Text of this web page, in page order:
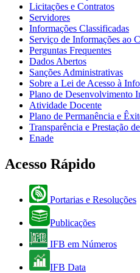
Licitações e Contratos
Servidores
Informações Classificadas
Serviço de Informações ao
Perguntas Frequentes
Dados Abertos
Sanções Administrativas
Sobre a Lei de Acesso à
Plano de Desenvolvimento
Atividade Docente
Plano de Permanência e
Transparência e Prestação
Enade
Acesso Rápido
Portarias e Resoluções
Publicações
IFB em Números
IFB Data